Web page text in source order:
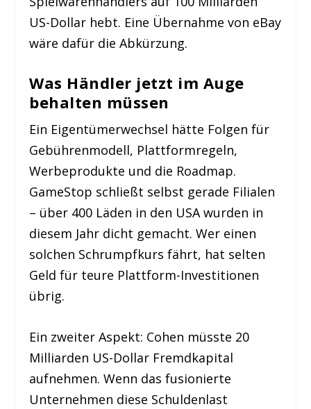
US-Dollar hebt. Eine Übernahme von eBay
wäre dafür die Abkürzung.
Was Händler jetzt im Auge
behalten müssen
Ein Eigentümerwechsel hätte Folgen für
Gebührenmodell, Plattformregeln,
Werbeprodukte und die Roadmap.
GameStop schließt selbst gerade Filialen
– über 400 Läden in den USA wurden in
diesem Jahr dicht gemacht. Wer einen
solchen Schrumpfkurs fährt, hat selten
Geld für teure Plattform-Investitionen
übrig.
Ein zweiter Aspekt: Cohen müsste 20
Milliarden US-Dollar Fremdkapital
aufnehmen. Wenn das fusionierte
Unternehmen diese Schuldenlast